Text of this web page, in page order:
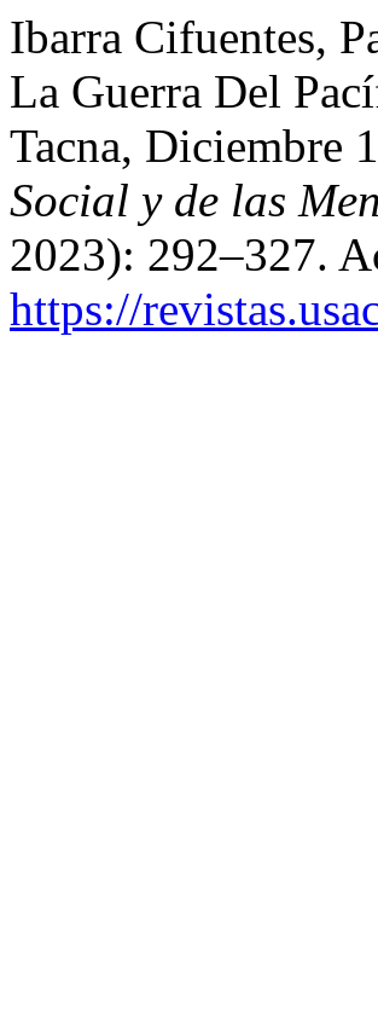
Ibarra Cifuentes,
La Guerra Del
Tacna, Diciembre
Social y de las
2023): 292–327.
https://